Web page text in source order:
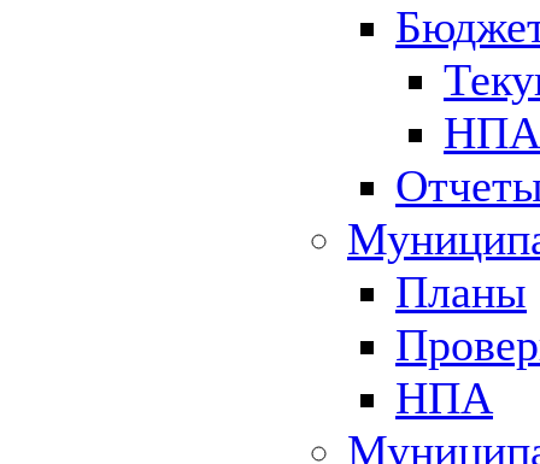
НПА
Планы
НПА